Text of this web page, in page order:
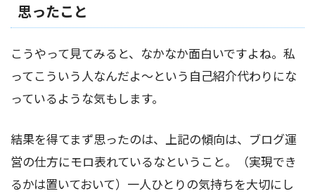
思ったこと
こうやって見てみると、なかなか面白いですよね。私
ってこういう人なんだよ～という自己紹介代わりにな
っているような気もします。
結果を得てまず思ったのは、上記の傾向は、ブログ運
営の仕方にモロ表れているなということ。（実現でき
るかは置いておいて）一人ひとりの気持ちを大切にし